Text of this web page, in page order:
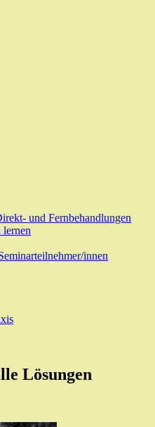
und Fernbehandlungen
innen
Lösungen